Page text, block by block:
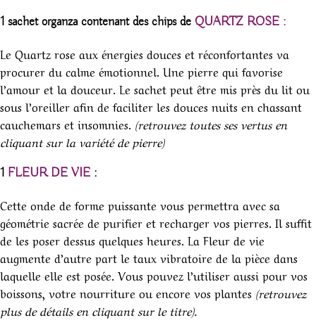
1 sachet organza contenant des chips de QUARTZ ROSE :
Le Quartz rose aux énergies douces et réconfortantes va
procurer du calme émotionnel. Une pierre qui favorise
l’amour et la douceur. Le sachet peut être mis près du lit ou
sous l’oreiller afin de faciliter les douces nuits en chassant
cauchemars et insomnies. (retrouvez toutes ses vertus en
cliquant sur la variété de pierre)
1 FLEUR DE VIE :
Cette onde de forme puissante vous permettra avec sa
géométrie sacrée de purifier et recharger vos pierres. Il suffit
de les poser dessus quelques heures. La Fleur de vie
augmente d’autre part le taux vibratoire de la pièce dans
laquelle elle est posée. Vous pouvez l’utiliser aussi pour vos
boissons, votre nourriture ou encore vos plantes (retrouvez
plus de détails en cliquant sur le titre).